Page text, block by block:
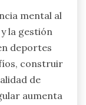
mental al
la gestión
deportes
construir
de
aumenta